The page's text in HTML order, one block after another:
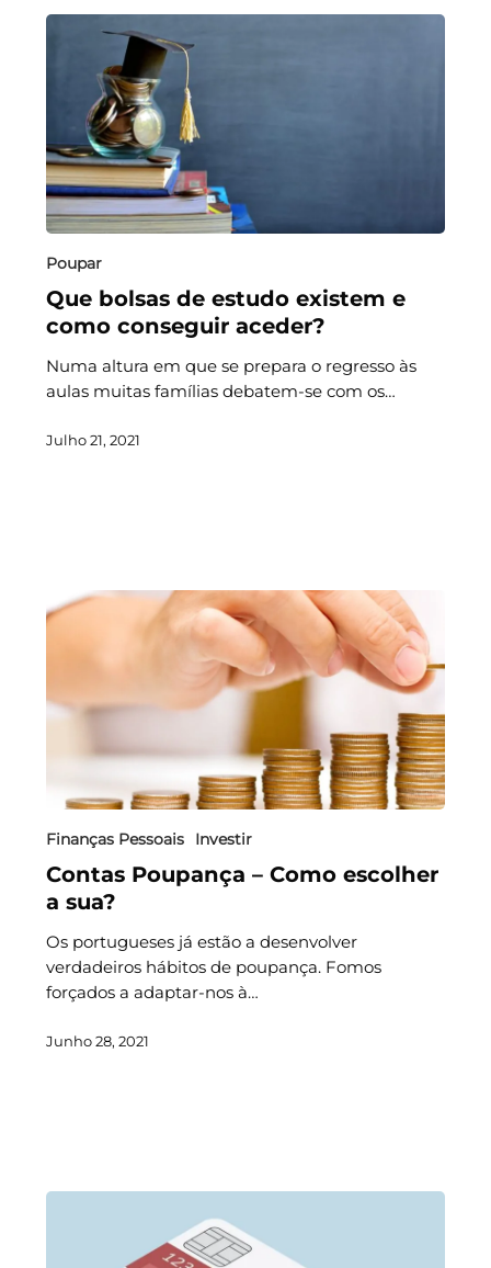
Poupar
Que bolsas de estudo existem e
como conseguir aceder?
Numa altura em que se prepara o regresso às
aulas muitas famílias debatem-se com os…
Julho 21, 2021
Finanças Pessoais Investir
Contas Poupança – Como escolher
a sua?
Os portugueses já estão a desenvolver
verdadeiros hábitos de poupança. Fomos
forçados a adaptar-nos à…
Junho 28, 2021